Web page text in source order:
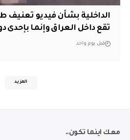
الداخلية بشأن فيديو تعنيف
تقع داخل العراق وإنما بإحدى
قبل يوم واحد
المزيد
معك اينما تكون..